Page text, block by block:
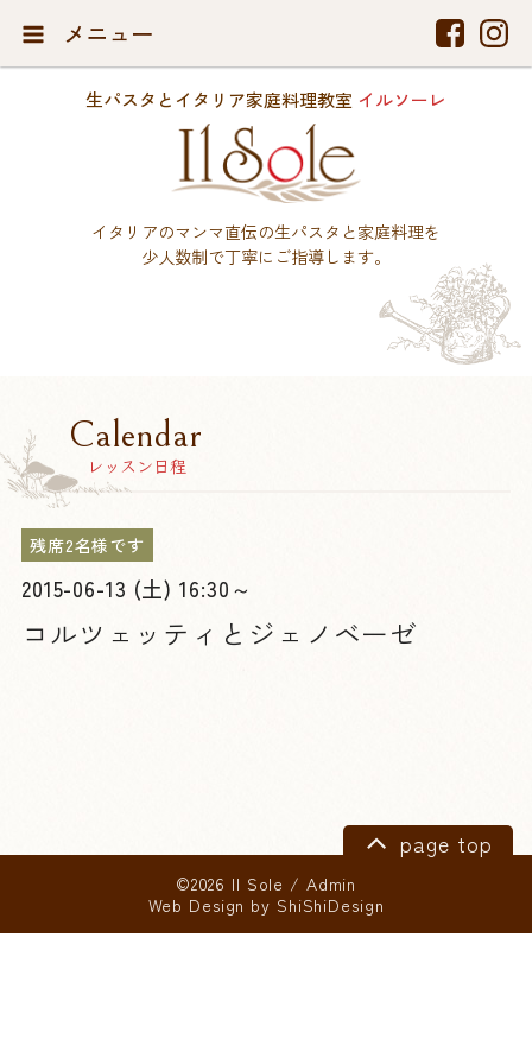
メニュー
生パスタとイタリア家庭料理教室 イルソーレ
イタリアのマンマ直伝の生パスタと家庭料理を
少人数制で丁寧にご指導します。
Calendar
レッスン日程
残席2名様です
2015-06-13 (土) 16:30～
コルツェッティとジェノベーゼ
page top
©2026 Il Sole / Admin
Web Design by ShiShiDesign